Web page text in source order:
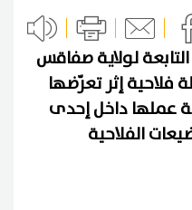
لولاية صفاقس
فلاحية إثر تعرّضها
عملها داخل إحدى
الفلاحية